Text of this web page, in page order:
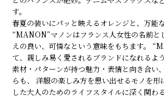
す。
春夏の装いにパッと映えるオレンジと、万能
“MANON”マノンはフランス人女性の名前と
えの良い、可憐なという意味をもちます。
て、親しみ易く愛されるブランドになれるよ
素材・パターンが持つ魅力・表情と向き合い
らも、 洋服の楽しみ方を思い出せるモノを形
した大人のためのライフスタイルに深く関わ